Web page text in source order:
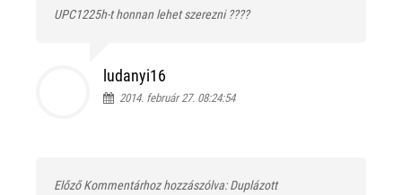
UPC1225h-t honnan lehet szerezni ????
ludanyi16
2014. február 27. 08:24:54
Előző Kommentárhoz hozzászólva: Duplázott